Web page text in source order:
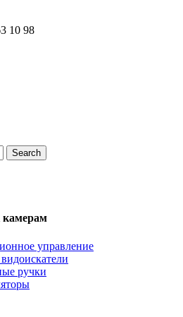
10 98
камерам
управление
ручки